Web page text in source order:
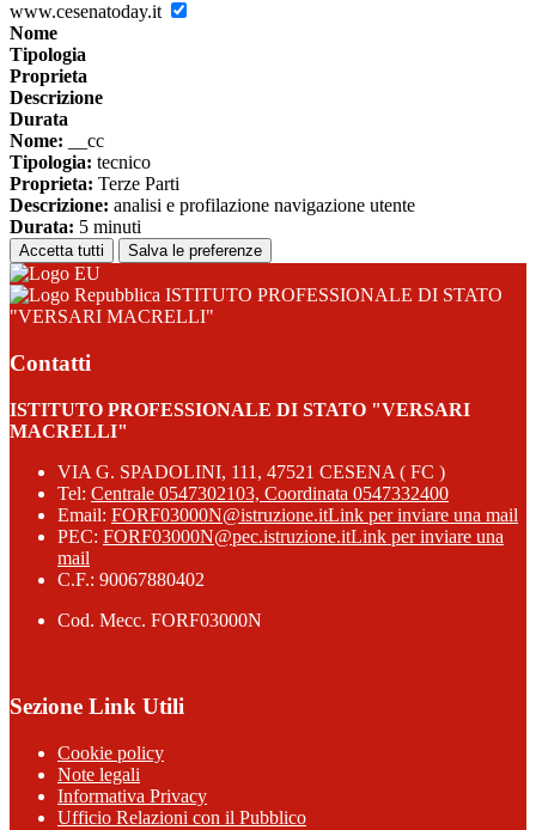
www.cesenatoday.it
Nome
Tipologia
Proprieta
Descrizione
Durata
Nome: __cc
Tipologia: tecnico
Proprieta: Terze Parti
Descrizione: analisi e profilazione navigazione utente
Durata: 5 minuti
Accetta tutti Salva le preferenze
ISTITUTO PROFESSIONALE DI STATO
"VERSARI MACRELLI"
Contatti
ISTITUTO PROFESSIONALE DI STATO "VERSARI
MACRELLI"
VIA G. SPADOLINI, 111, 47521 CESENA ( FC )
Tel: Centrale 0547302103, Coordinata 0547332400
Email: FORF03000N@istruzione.itLink per inviare una mail
PEC: FORF03000N@pec.istruzione.itLink per inviare una
mail
C.F.: 90067880402
Cod. Mecc. FORF03000N
Sezione Link Utili
Cookie policy
Note legali
Informativa Privacy
Ufficio Relazioni con il Pubblico